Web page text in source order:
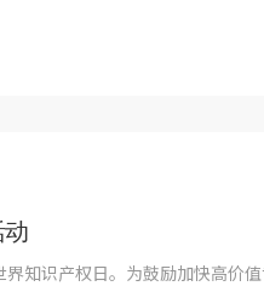
动
知识产权日。为鼓励加快高价